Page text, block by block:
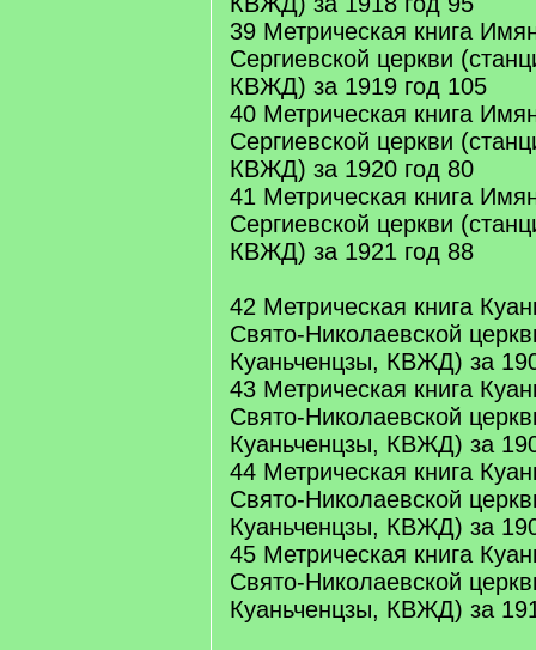
39 Метрическая книга
Сергиевской церкви
КВЖД) за 1919 год 105
40 Метрическая книга
Сергиевской церкви
КВЖД) за 1920 год 80
41 Метрическая книга
Сергиевской церкви
КВЖД) за 1921 год 88
42 Метрическая книга
Свято-Николаевской
Куаньченцзы, КВЖД) за
43 Метрическая книга
Свято-Николаевской
Куаньченцзы, КВЖД) за
44 Метрическая книга
Свято-Николаевской
Куаньченцзы, КВЖД) за
45 Метрическая книга
Свято-Николаевской
Куаньченцзы, КВЖД) за